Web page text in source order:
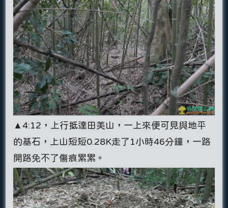
▲4:12，上行抵達田美山，一上來便可見與地平
的基石，上山短短0.28K走了1小時46分鐘，一路
開路免不了傷痕累累。